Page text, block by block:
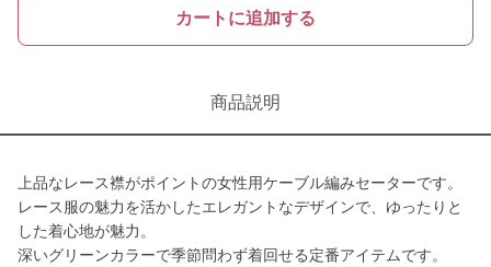
カートに追加する
商品説明
上品なレース襟がポイントの女性用ケーブル編みセーターです。
レース服の魅力を活かしたエレガントなデザインで、ゆったりと
した着心地が魅力。
深いグリーンカラーで季節問わず着回せる定番アイテムです。